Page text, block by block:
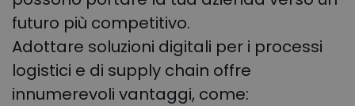
futuro più competitivo.
Adottare soluzioni digitali per i processi
logistici e di supply chain offre
innumerevoli vantaggi, come: